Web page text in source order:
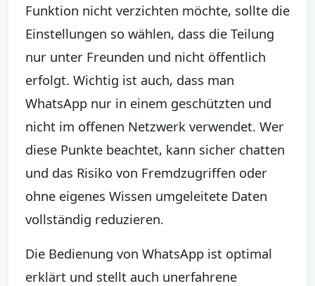
Funktion nicht verzichten möchte, sollte die
Einstellungen so wählen, dass die Teilung
nur unter Freunden und nicht öffentlich
erfolgt. Wichtig ist auch, dass man
WhatsApp nur in einem geschützten und
nicht im offenen Netzwerk verwendet. Wer
diese Punkte beachtet, kann sicher chatten
und das Risiko von Fremdzugriffen oder
ohne eigenes Wissen umgeleitete Daten
vollständig reduzieren.
Die Bedienung von WhatsApp ist optimal
erklärt und stellt auch unerfahrene